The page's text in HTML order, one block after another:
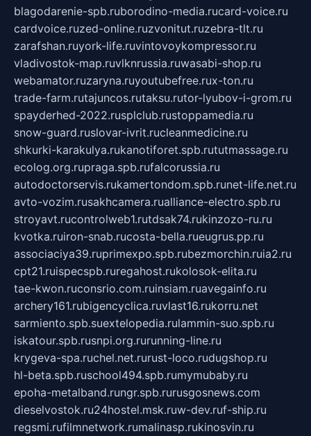
blagodarenie-spb.ruborodino-media.rucard-voice.ru
cardvoice.ruzed-online.ruzvonitut.ruzebra-tlt.ru
zarafshan.ruyork-life.ruvintovoykompressor.ru
vladivostok-map.ruvlknrussia.ruwasabi-shop.ru
webamator.ruzaryna.ruyoutubefree.rux-ton.ru
trade-farm.rutajuncos.rutaksu.rutor-lyubov-i-grom.ru
spayderhed-2022.rusplclub.rustoppamedia.ru
snow-guard.ruslovar-ivrit.rucleanmedicine.ru
shkurki-karakulya.rukanotiforet.spb.rututmassage.ru
ecolog.org.rupraga.spb.rufalcorussia.ru
autodoctorservis.rukamertondom.spb.runet-life.net.ru
avto-vozim.rusakhcamera.rualliance-electro.spb.ru
stroyavt.rucontrolweb1.rutdsak74.rukinzozo-ru.ru
kvotka.ruiron-snab.rucosta-bella.rueugrus.pp.ru
associaciya39.ruprimexpo.spb.rubezmorchin.ruia2.ru
cpt21.ruispecspb.ruregahost.rukolosok-elita.ru
tae-kwon.ruconsrio.com.ruinsiam.ruavegainfo.ru
archery161.rubigencyclica.ruvlast16.rukorru.net
sarmiento.spb.suextelopedia.rulammin-suo.spb.ru
iskatour.spb.rusnpi.org.rurunning-line.ru
krygeva-spa.ruchel.net.rurust-loco.rudugshop.ru
hl-beta.spb.ruschool494.spb.rumymubaby.ru
epoha-metalband.rungr.spb.rurusgosnews.com
dieselvostok.ru24hostel.msk.ruw-dev.ruf-ship.ru
regsmi.rufilmnetwork.rumalinasp.rukinosvin.ru